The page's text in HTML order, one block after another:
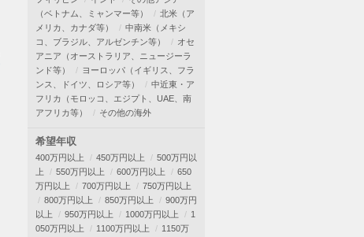
（ベトナム、ミャンマー等）
北米（ア
メリカ、カナダ等）
中南米（メキシ
コ、ブラジル、アルゼンチン等）
オセ
アニア（オーストラリア、ニュージーラ
ンド等）
ヨーロッパ（イギリス、フラ
ンス、ドイツ、ロシア等）
中近東・ア
フリカ（モロッコ、エジプト、UAE、南
アフリカ等）
その他の海外
希望年収
400万円以上 450万円以上
500万円以
上
550万円以上 600万円以上
650
万円以上
700万円以上
750万円以上
800万円以上
850万円以上
900万円
以上
950万円以上 1000万円以上
1
050万円以上
1100万円以上
1150万